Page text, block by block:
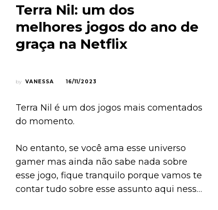
Terra Nil: um dos
melhores jogos do ano de
graça na Netflix
by VANESSA 16/11/2023
Terra Nil é um dos jogos mais comentados
do momento.
No entanto, se você ama esse universo
gamer mas ainda não sabe nada sobre
esse jogo, fique tranquilo porque vamos te
contar tudo sobre esse assunto aqui nesse